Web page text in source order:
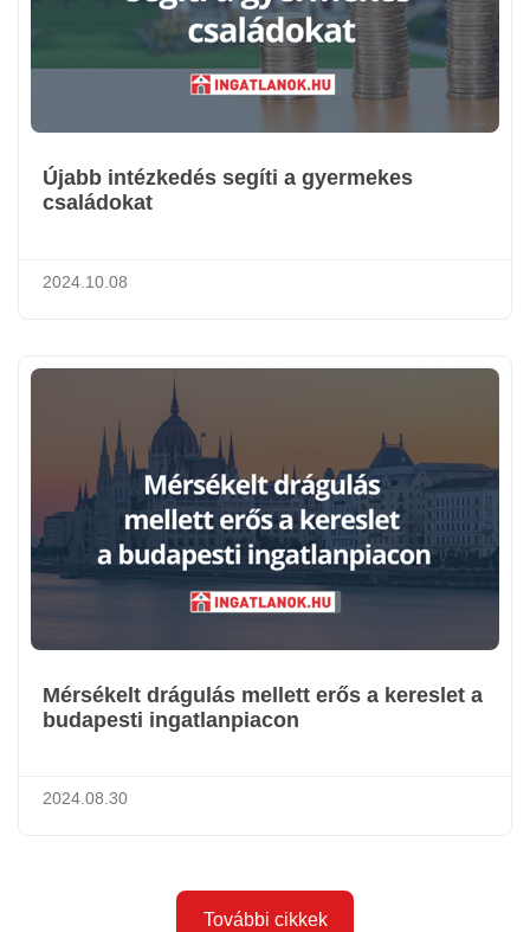
Újabb intézkedés segíti a gyermekes
családokat
2024.10.08
Mérsékelt drágulás mellett erős a kereslet a
budapesti ingatlanpiacon
2024.08.30
További cikkek